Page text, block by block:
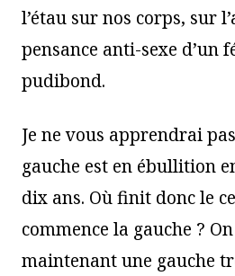
l’étau sur nos corps, sur
pensance anti-sexe d’un
pudibond.
Je ne vous apprendrai
gauche est en ébullition
dix ans. Où finit donc le
commence la gauche ?
maintenant une gauche